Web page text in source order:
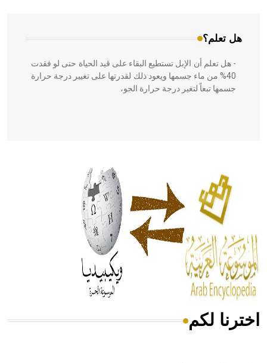
هل تعلم؟
- هل تعلم أن الإبل تستطيع البقاء على قيد الحياة حتى لو فقدت
40% من ماء جسمها ويعود ذلك لقدرتها على تغيير درجة حرارة
جسمها تبعاً لتغير درجة حرارة الجو،
الحكم، الأدلة، تنظيم التغذية، ورسالته في جروح الرأس. ويعود
له الفضل بأنه حرر الطب من الدين والفلسفة.
- هل تعلم أن المرجان إفراز حيواني يتكون في البحر ويتركب
من مادة كربونات الكلسيوم، وهو أحمر أو شديد الحمرة وهو
أجود أنواعه، ويمتاز بكبر الحجم ويسمى الش
هل تعلم أن الأبسيد كلمة فرنسية اللفظ تم اعتمادها مصطلحاً
اخترنا لكم